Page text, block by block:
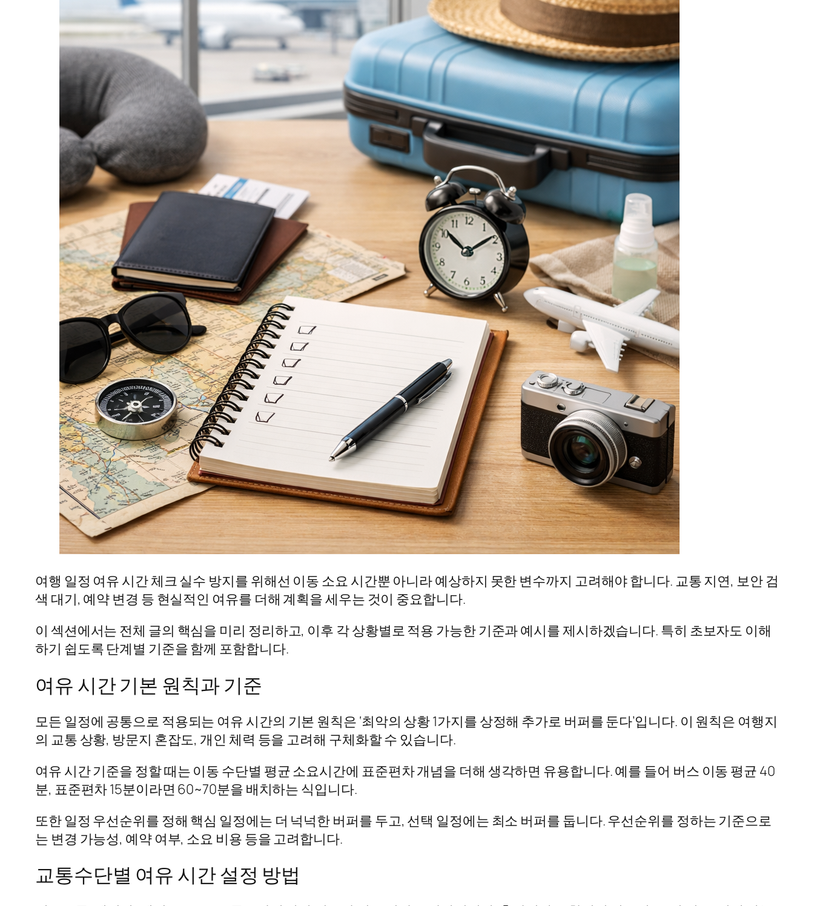
여행 일정 여유 시간 체크 실수 방지를 위해선 이동 소요 시간뿐 아니라 예상하지 못한 변수까지 고려해야 합니다. 교통 지연, 보안 검
색 대기, 예약 변경 등 현실적인 여유를 더해 계획을 세우는 것이 중요합니다.
이 섹션에서는 전체 글의 핵심을 미리 정리하고, 이후 각 상황별로 적용 가능한 기준과 예시를 제시하겠습니다. 특히 초보자도 이해
하기 쉽도록 단계별 기준을 함께 포함합니다.
여유 시간 기본 원칙과 기준
모든 일정에 공통으로 적용되는 여유 시간의 기본 원칙은 ‘최악의 상황 1가지를 상정해 추가로 버퍼를 둔다’입니다. 이 원칙은 여행지
의 교통 상황, 방문지 혼잡도, 개인 체력 등을 고려해 구체화할 수 있습니다.
여유 시간 기준을 정할 때는 이동 수단별 평균 소요시간에 표준편차 개념을 더해 생각하면 유용합니다. 예를 들어 버스 이동 평균 40
분, 표준편차 15분이라면 60~70분을 배치하는 식입니다.
또한 일정 우선순위를 정해 핵심 일정에는 더 넉넉한 버퍼를 두고, 선택 일정에는 최소 버퍼를 둡니다. 우선순위를 정하는 기준으로
는 변경 가능성, 예약 여부, 소요 비용 등을 고려합니다.
교통수단별 여유 시간 설정 방법